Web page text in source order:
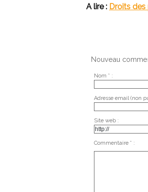
A lire : Droits
Nouveau
Nom * :
Adresse email (non
Site web :
Commentaire * :